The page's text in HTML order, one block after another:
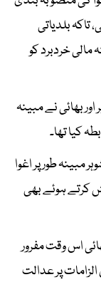
تاکہ بلدیاتی
مالی خردبرد کو
بھائی نے مبینہ
مبینہ طور پر اغوا
کی پیشکش کرتے ہوئے بھی
اس وقت مفرور
پر عدالت